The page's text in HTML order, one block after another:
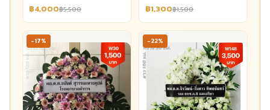
฿4,000฿5,500 ฿1,300฿1,500
-17% -22%